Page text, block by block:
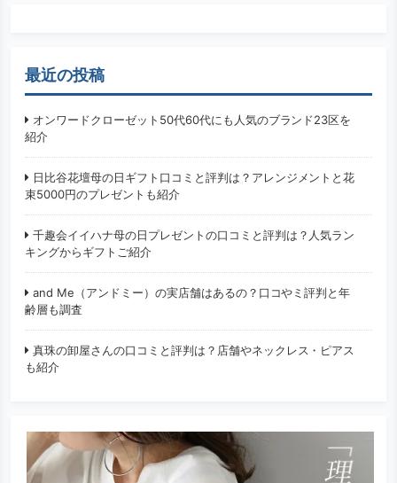
最近の投稿
オンワードクローゼット50代60代にも人気のブランド23区を
紹介
日比谷花壇母の日ギフト口コミと評判は？アレンジメントと花
束5000円のプレゼントも紹介
千趣会イイハナ母の日プレゼントの口コミと評判は？人気ラン
キングからギフトご紹介
and Me（アンドミー）の実店舗はあるの？口コやミ評判と年
齢層も調査
真珠の卸屋さんの口コミと評判は？店舗やネックレス・ピアス
も紹介